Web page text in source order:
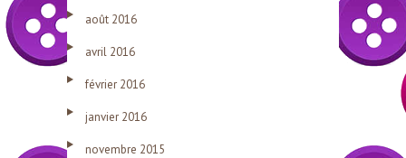
août 2016
avril 2016
février 2016
janvier 2016
novembre 2015